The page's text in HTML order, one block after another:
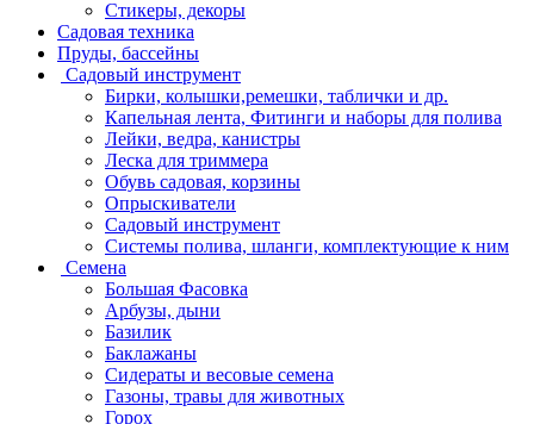
Стикеры, декоры
Садовая техника
Пруды, бассейны
Садовый инструмент
Бирки, колышки,ремешки, таблички и др.
Капельная лента, Фитинги и наборы для полива
Лейки, ведра, канистры
Леска для триммера
Обувь садовая, корзины
Опрыскиватели
Садовый инструмент
Системы полива, шланги, комплектующие к ним
Семена
Большая Фасовка
Арбузы, дыни
Базилик
Баклажаны
Сидераты и весовые семена
Газоны, травы для животных
Горох